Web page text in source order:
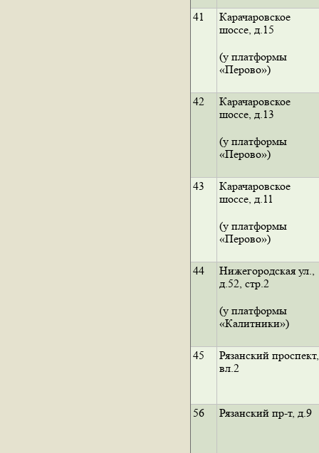
41
Карачаровское
шоссе, д.15
(у платформы
«Перово»)
42
Карачаровское
шоссе, д.13
(у платформы
«Перово»)
43
Карачаровское
шоссе, д.11
(у платформы
«Перово»)
44
Нижегородская ул.,
д.52, стр.2
(у платформы
«Калитники»)
45
Рязанский проспект,
вл.2
56 Рязанский пр-т, д.9